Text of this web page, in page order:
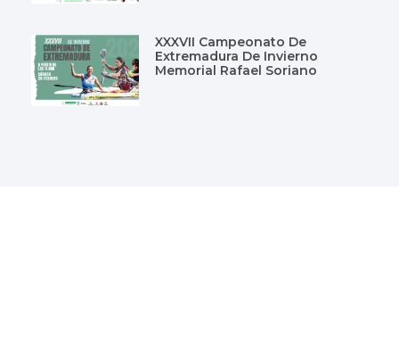
XXXVII Campeonato De
Extremadura De Invierno
Memorial Rafael Soriano